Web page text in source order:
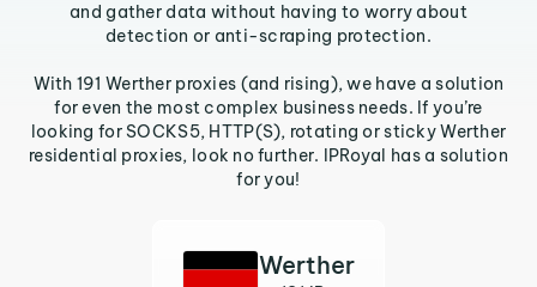
and gather data without having to worry about
detection or anti-scraping protection.
With 191 Werther proxies (and rising), we have a solution
for even the most complex business needs. If you’re
looking for SOCKS5, HTTP(S), rotating or sticky Werther
residential proxies, look no further. IPRoyal has a solution
for you!
Werther